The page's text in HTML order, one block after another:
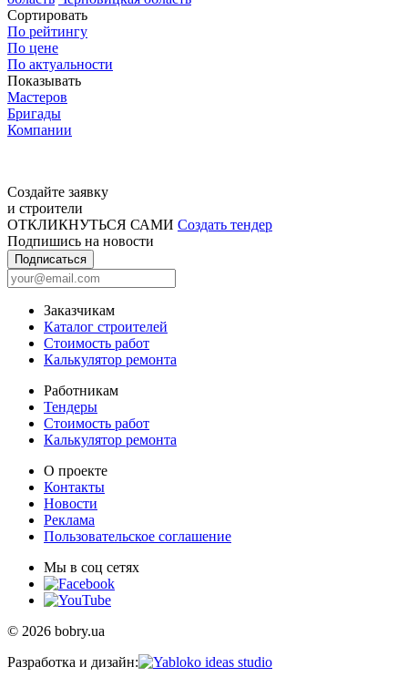
Сортировать
По рейтингу
По цене
По актуальности
Показывать
Мастеров
Бригады
Компании
Создайте заявку
и строители
ОТКЛИКНУТЬСЯ САМИ Создать тендер
Подпишись на новости
Подписаться
Заказчикам
Каталог строителей
Стоимость работ
Калькулятор ремонта
Работникам
Тендеры
Стоимость работ
Калькулятор ремонта
О проекте
Контакты
Новости
Реклама
Пользовательское соглашение
Мы в соц сетях
© 2026 bobry.ua
Разработка и дизайн: